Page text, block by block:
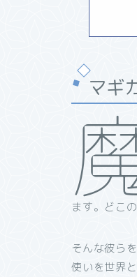
マギ
ます。どこ
そんな彼ら
使いを世界